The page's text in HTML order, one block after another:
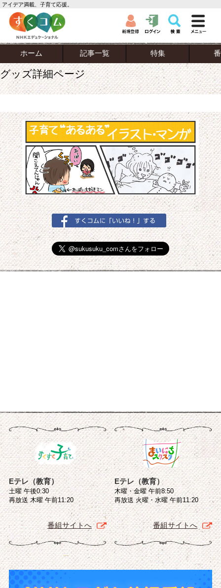
アイデア満載、子育て応援。
ホーム 記事一覧 特集
グッズ詳細ページ
Eテレ（教育）
土曜 午後0:30
再放送 木曜 午前11:20
番組サイトへ
Eテレ（教育）
木曜・金曜 午前8:50
再放送 火曜・水曜 午前11:20
番組サイトへ